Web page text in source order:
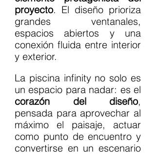
proyecto. El diseño prioriza
grandes ventanales,
espacios abiertos y una
conexión fluida entre interior
y exterior.
La piscina infinity no solo es
corazón del diseño,
pensada para aprovechar al
máximo el paisaje, actuar
como punto de encuentro y
convertirse en un escenario